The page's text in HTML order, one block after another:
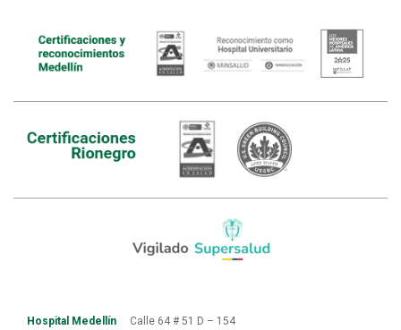
Hospital Medellín Calle 64 # 51 D – 154